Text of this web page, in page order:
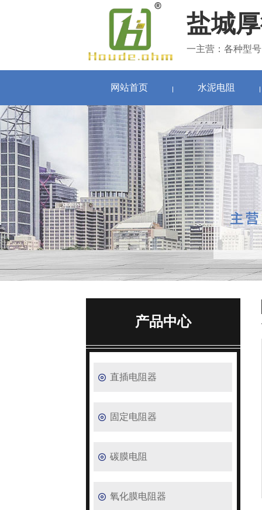
盐城
一主营：各种型
网站首页 水泥电阻
产品中心
直插电阻器
固定电阻器
碳膜电阻
氧化膜电阻器